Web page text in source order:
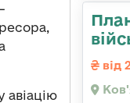
від